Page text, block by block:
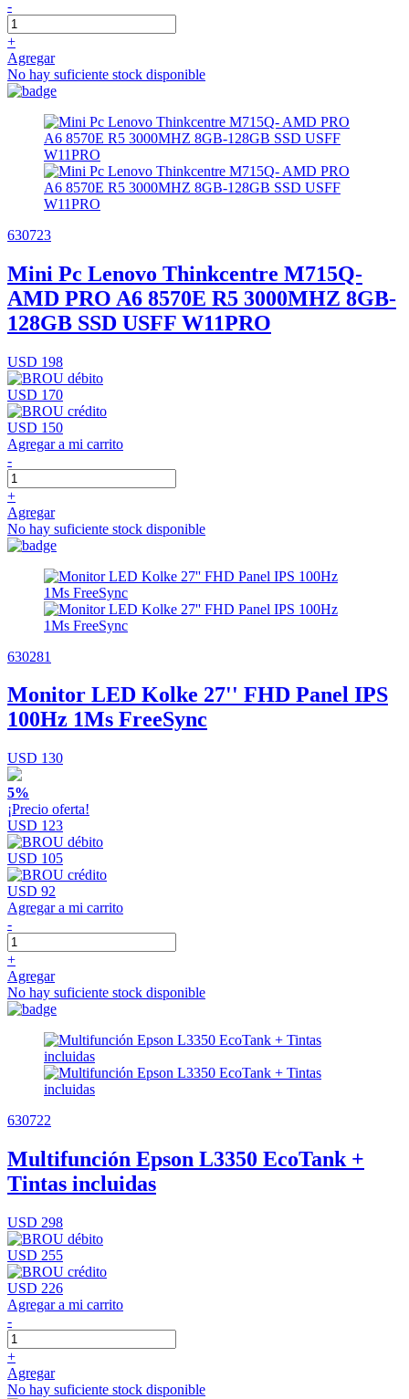
-
+
Agregar
No hay suficiente stock disponible
630723
Mini Pc Lenovo Thinkcentre M715Q-
AMD PRO A6 8570E R5 3000MHZ 8GB-
128GB SSD USFF W11PRO
USD 198
USD 170
USD 150
Agregar a mi carrito
-
+
Agregar
No hay suficiente stock disponible
630281
Monitor LED Kolke 27'' FHD Panel IPS
100Hz 1Ms FreeSync
USD 130
5%
¡Precio oferta!
USD 123
USD 105
USD 92
Agregar a mi carrito
-
+
Agregar
No hay suficiente stock disponible
630722
Multifunción Epson L3350 EcoTank +
Tintas incluidas
USD 298
USD 255
USD 226
Agregar a mi carrito
-
+
Agregar
No hay suficiente stock disponible